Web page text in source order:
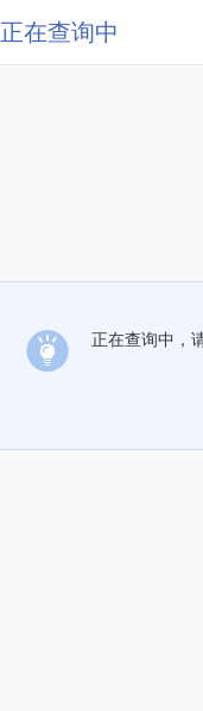
正在查询中
正在查询中，